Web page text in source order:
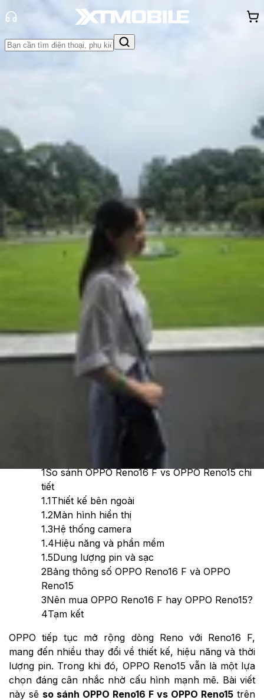
mãi
hàng - Sự kiện
So sánh OPPO Reno16 F vs OPPO
Reno15: Nên mua máy nào trong
phân khúc cận cao cấp?
Hồng Huệ
07/07/2026
07/07/2026
Theo dõi XTMobile trên
1So sánh OPPO Reno16 F vs OPPO Reno15 chi
tiết
1.1Thiết kế bên ngoài
1.2Màn hình hiển thị
1.3Hệ thống camera
1.4Hiệu năng và phần mềm
1.5Dung lượng pin và sạc
2Bảng thông số OPPO Reno16 F và OPPO
Reno15
3Nên mua OPPO Reno16 F hay OPPO Reno15?
4Tạm kết
OPPO tiếp tục mở rộng dòng Reno với Reno16 F,
mang đến nhiều thay đổi về thiết kế, hiệu năng và thời
lượng pin. Trong khi đó, OPPO Reno15 vẫn là một lựa
chọn đáng cân nhắc nhờ cấu hình mạnh mẽ. Bài viết
này sẽ so sánh OPPO Reno16 F vs OPPO Reno15 trên